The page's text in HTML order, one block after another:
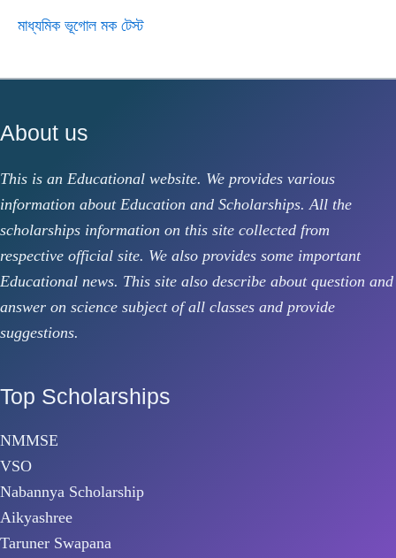
মাধ্যমিক ভূগোল মক টেস্ট
About us
This is an Educational website. We provides various
information about Education and Scholarships. All the
scholarships information on this site collected from
respective official site. We also provides some important
Educational news. This site also describe about question and
answer on science subject of all classes and provide
suggestions.
Top Scholarships
NMMSE
VSO
Nabannya Scholarship
Aikyashree
Taruner Swapana